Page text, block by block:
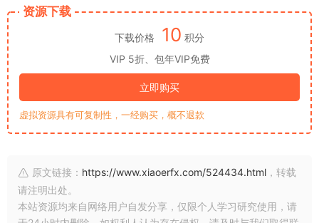
资源下载
下载价格 10 积分
VIP 5折、包年VIP免费
立即购买
虚拟资源具有可复制性，一经购买，概不退款
原文链接： https://www.xiaoerfx.com/524434.html ，转载
请注明出处。
本站资源均来自网络用户自发分享，仅限个人学习研究使用，请